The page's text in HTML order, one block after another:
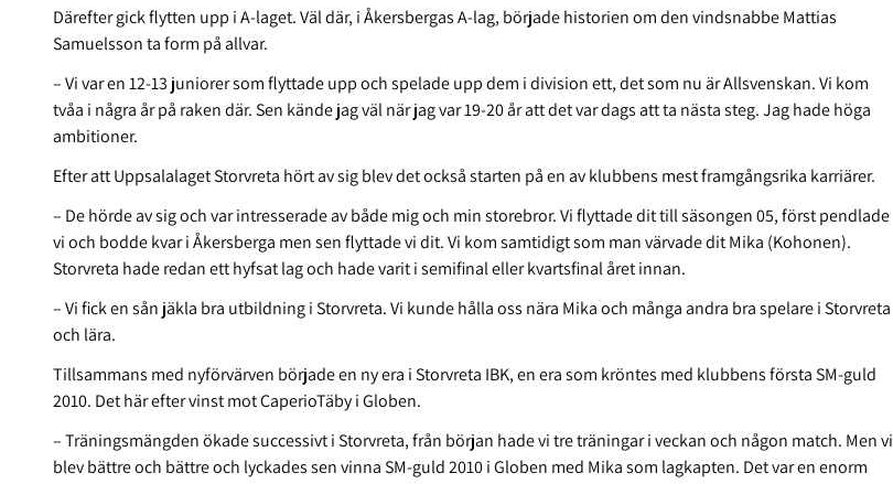
Därefter gick flytten upp i A-laget. Väl där, i Åkersbergas A-lag, började historien om den vindsnabbe Mattias
Samuelsson ta form på allvar.
– Vi var en 12-13 juniorer som flyttade upp och spelade upp dem i division ett, det som nu är Allsvenskan. Vi kom
tvåa i några år på raken där. Sen kände jag väl när jag var 19-20 år att det var dags att ta nästa steg. Jag hade höga
ambitioner.
Efter att Uppsalalaget Storvreta hört av sig blev det också starten på en av klubbens mest framgångsrika karriärer.
– De hörde av sig och var intresserade av både mig och min storebror. Vi flyttade dit till säsongen 05, först pendlade
vi och bodde kvar i Åkersberga men sen flyttade vi dit. Vi kom samtidigt som man värvade dit Mika (Kohonen).
Storvreta hade redan ett hyfsat lag och hade varit i semifinal eller kvartsfinal året innan.
– Vi fick en sån jäkla bra utbildning i Storvreta. Vi kunde hålla oss nära Mika och många andra bra spelare i Storvreta
och lära.
Tillsammans med nyförvärven började en ny era i Storvreta IBK, en era som kröntes med klubbens första SM-guld
2010. Det här efter vinst mot CaperioTäby i Globen.
– Träningsmängden ökade successivt i Storvreta, från början hade vi tre träningar i veckan och någon match. Men vi
blev bättre och bättre och lyckades sen vinna SM-guld 2010 i Globen med Mika som lagkapten. Det var en enorm